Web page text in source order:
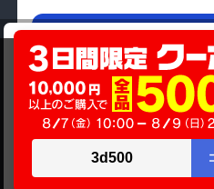
商品価格(税込)
オプション小計価格(税込)
商品合計価格(税込)
在庫があ
メールでの
お問い合わせはこ
当サイトでは利用体験の向上お
ラフィックの分析を目的として
サイトの閲覧を継続された場合
のといたします。
承諾